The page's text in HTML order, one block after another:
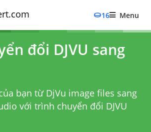
16 Menu
đổi DJVU sang
bạn từ DjVu image files sang
với trình chuyển đổi DJVU